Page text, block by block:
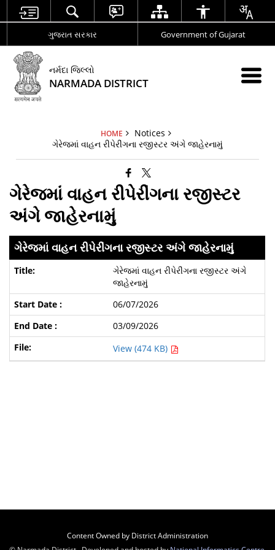
ગુજરાત સરકાર Government of Gujarat
નર્મદા જિલ્લો
NARMADA DISTRICT
HOME
Notices
ગેરેજમાં વાહન રીપેરીંગના રજીસ્ટર અંગે જાહેરનામું
ગેરેજમાં વાહન રીપેરીંગના રજીસ્ટર
અંગે જાહેરનામું
ગેરેજમાં વાહન રીપેરીંગના રજીસ્ટર અંગે જાહેરનામું
ગેરેજમાં વાહન રીપેરીંગના રજીસ્ટર અંગે
જાહેરનામું
06/07/2026
03/09/2026
View (474 KB)
Content Owned by District Administration